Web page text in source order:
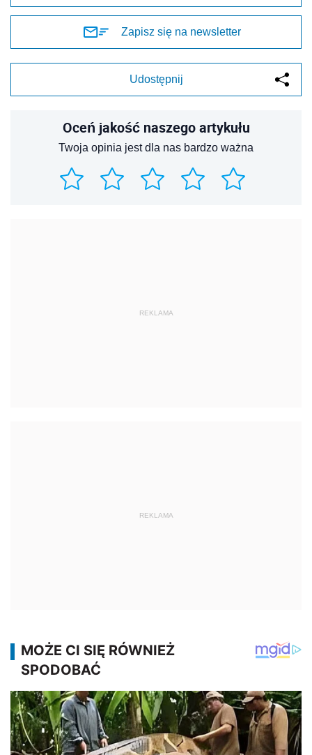
Zapisz się na newsletter
Udostępnij
Oceń jakość naszego artykułu
Twoja opinia jest dla nas bardzo ważna
REKLAMA
REKLAMA